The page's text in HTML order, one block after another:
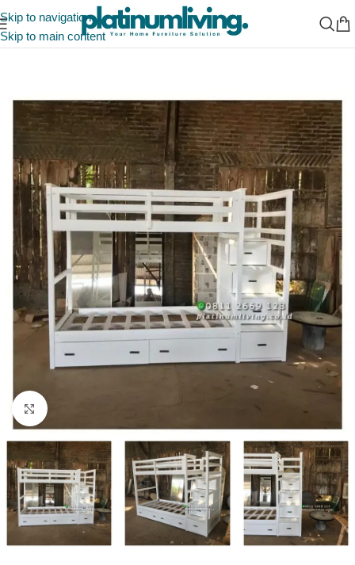
Skip to navigation
Skip to main content
Beranda/Indonesia Furniture Manufacturer
Click to enlarge